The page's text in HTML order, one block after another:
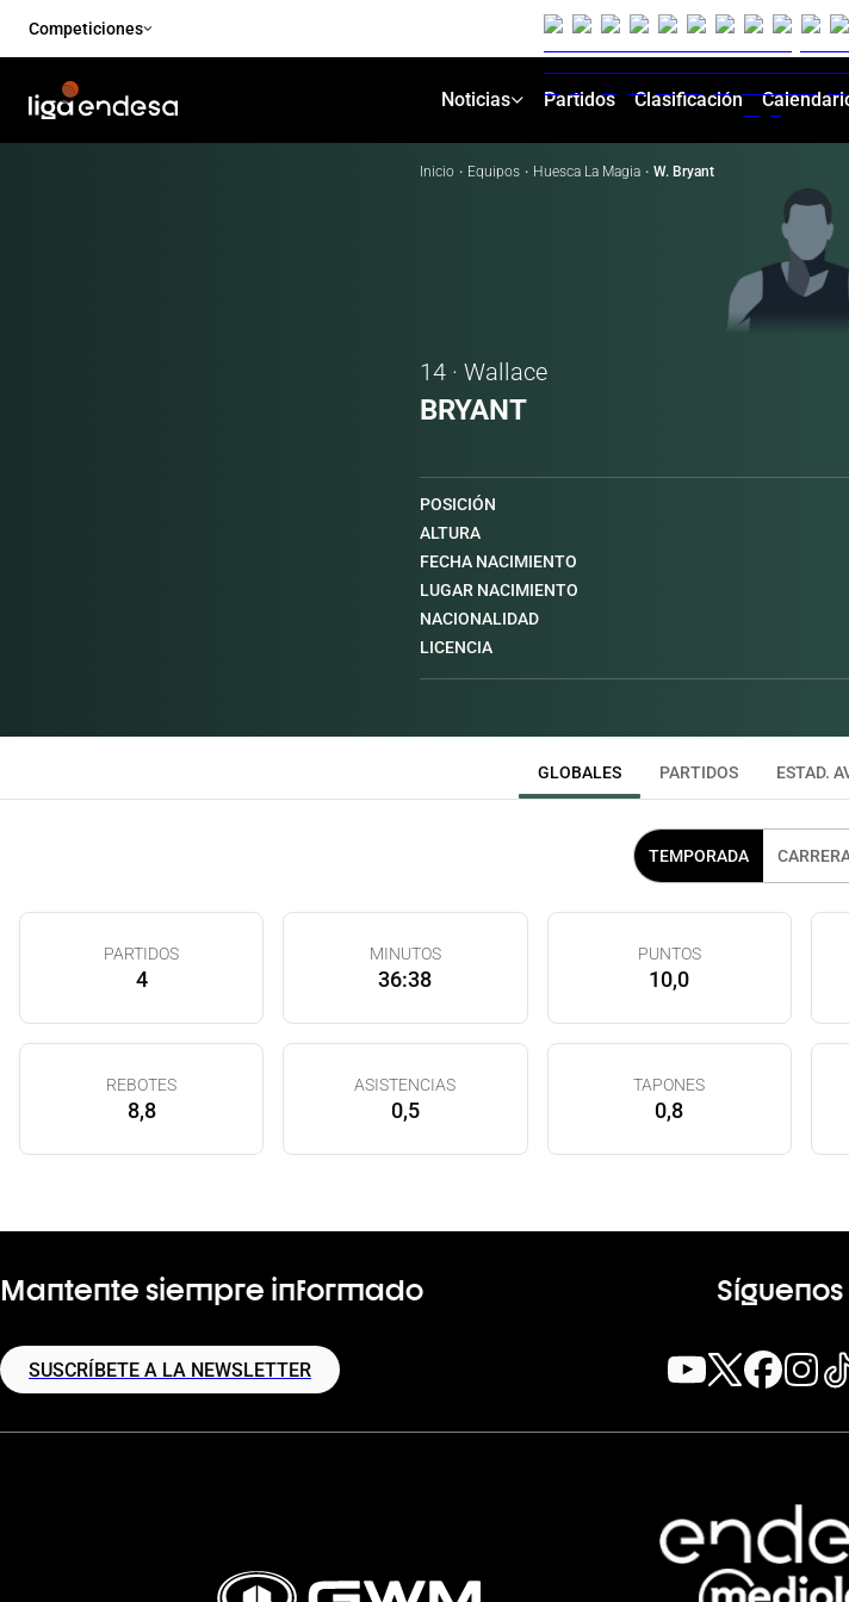
Competiciones
Noticias Partidos Clasificación
Inicio · Equipos · Huesca La Magia · W. Bryant
14 · Wallace
BRYANT
POSICIÓN
ALTURA
FECHA NACIMIENTO
LUGAR NACIMIENTO
NACIONALIDAD
LICENCIA
GLOBALES PARTIDOS ESTAD.
TEMPORADA
PARTIDOS
4
MINUTOS
36:38
PUNTOS
10,0
REBOTES
8,8
ASISTENCIAS
0,5
TAPONES
0,8
Mantente siempre informado
SUSCRÍBETE A LA NEWSLETTER